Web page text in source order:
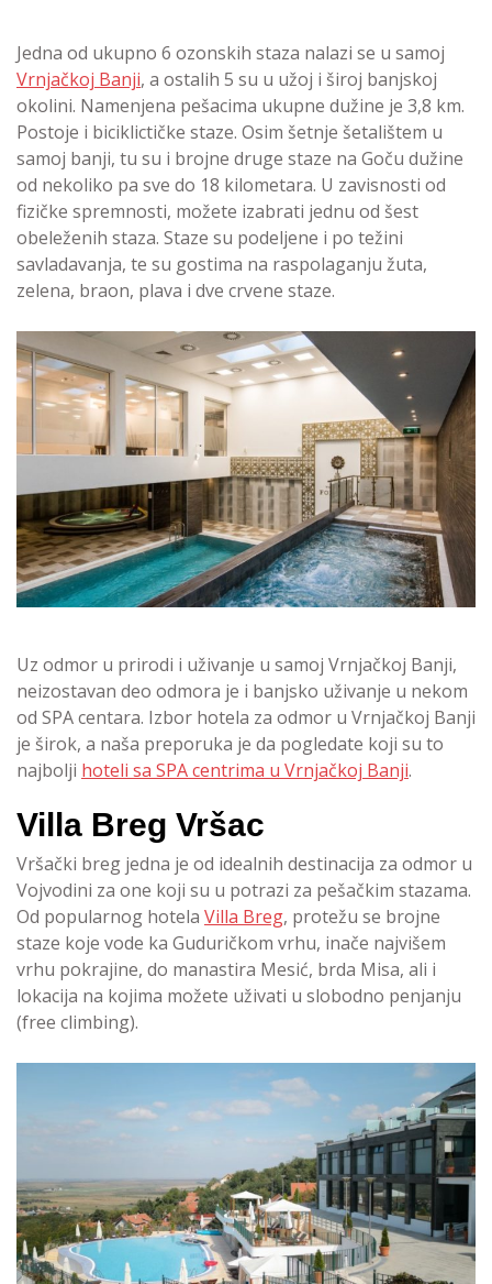
Jedna od ukupno 6 ozonskih staza nalazi se u samoj
Vrnjačkoj Banji, a ostalih 5 su u užoj i široj banjskoj
okolini. Namenjena pešacima ukupne dužine je 3,8 km.
Postoje i biciklictičke staze. Osim šetnje šetalištem u
samoj banji, tu su i brojne druge staze na Goču dužine
od nekoliko pa sve do 18 kilometara. U zavisnosti od
fizičke spremnosti, možete izabrati jednu od šest
obeleženih staza. Staze su podeljene i po težini
savladavanja, te su gostima na raspolaganju žuta,
zelena, braon, plava i dve crvene staze.
Uz odmor u prirodi i uživanje u samoj Vrnjačkoj Banji,
neizostavan deo odmora je i banjsko uživanje u nekom
od SPA centara. Izbor hotela za odmor u Vrnjačkoj Banji
je širok, a naša preporuka je da pogledate koji su to
najbolji hoteli sa SPA centrima u Vrnjačkoj Banji.
Villa Breg Vršac
Vršački breg jedna je od idealnih destinacija za odmor u
Vojvodini za one koji su u potrazi za pešačkim stazama.
Od popularnog hotela Villa Breg, protežu se brojne
staze koje vode ka Guduričkom vrhu, inače najvišem
vrhu pokrajine, do manastira Mesić, brda Misa, ali i
lokacija na kojima možete uživati u slobodno penjanju
(free climbing).